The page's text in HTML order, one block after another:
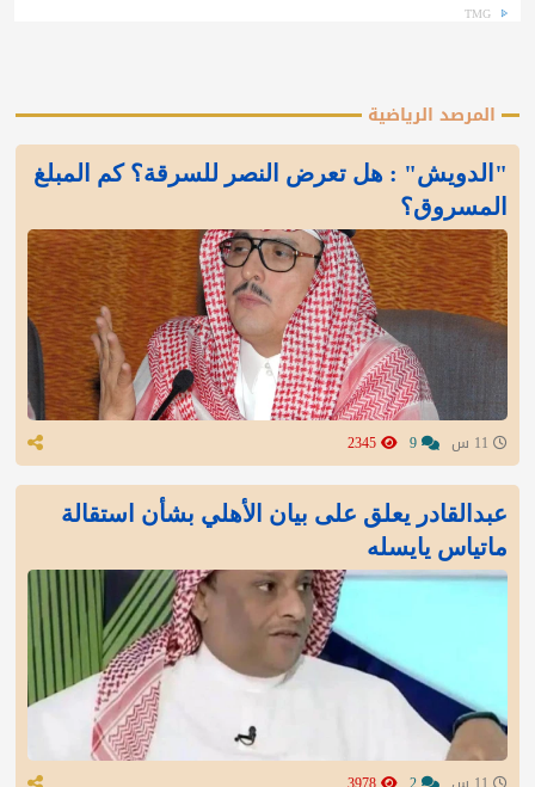
TMG
المرصد الرياضية
"الدويش" : هل تعرض النصر للسرقة؟ كم المبلغ
المسروق؟
عبدالقادر يعلق على بيان الأهلي بشأن استقالة
ماتياس يايسله